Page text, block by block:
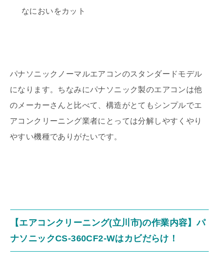
なにおいをカット
パナソニックノーマルエアコンのスタンダードモデル
になります。ちなみにパナソニック製のエアコンは他
のメーカーさんと比べて、構造がとてもシンプルでエ
アコンクリーニング業者にとっては分解しやすくやり
やすい機種でありがたいです。
【エアコンクリーニング(立川市)の作業内容】パ
ナソニックCS-360CF2-Wはカビだらけ！